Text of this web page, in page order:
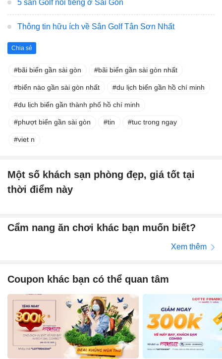
5 sân Golf nổi tiếng ở Sài Gòn
Thông tin hữu ích về Sân Golf Tân Sơn Nhất
Chia sẻ
bãi biển gần sài gòn bãi biển gần sài gòn nhất
biển nào gần sài gòn nhất du lịch biển gần hồ chí minh
du lịch biển gần thành phố hồ chí minh
phượt biển gần sài gòn tin tuc trong ngay
viet n
Một số khách sạn phòng đẹp, giá tốt tại
thời điểm này
Cẩm nang ăn chơi khác bạn muốn biết?
Xem thêm
Coupon khác bạn có thể quan tâm